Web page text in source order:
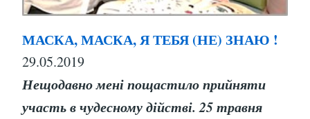
МАСКА, МАСКА, Я ТЕБЯ (НЕ) ЗНАЮ !
29.05.2019
Нещодавно мені пощастило прийняти
участь в чудесному дійстві. 25 травня